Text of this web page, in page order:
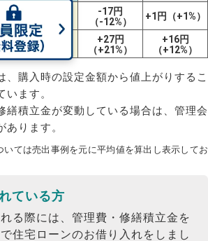
-17円
（-12%）
+1円（+1%）
+13円
（+7%）
+27円
（+21%）
+16円
（+12%）
、購入時の設定金額から値上がりするこ
います。
繕積立金が変動している場合は、管理会
ります。
ては売出事例を元に平均値を算出し表示してお
ている方
る際には、管理費・修繕積立金を
住宅ローンのお借り入れをしまし